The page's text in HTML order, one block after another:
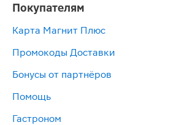
Покупателям
Карта Магнит Плюс
Промокоды Доставки
Бонусы от партнёров
Помощь
Гастроном